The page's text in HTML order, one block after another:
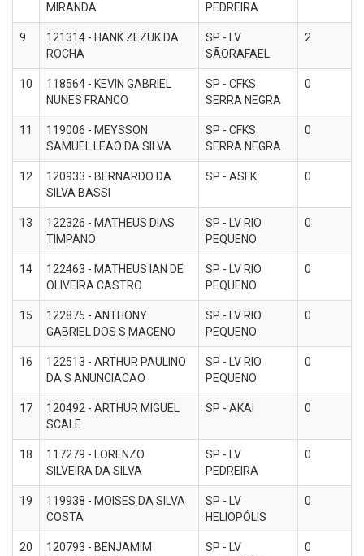
MIRANDA
PEDREIRA
9
121314 - HANK ZEZUK DA
ROCHA
SP - LV
SÃORAFAEL
2
10
118564 - KEVIN GABRIEL
NUNES FRANCO
SP - CFKS
SERRA NEGRA
0
11
119006 - MEYSSON
SAMUEL LEAO DA SILVA
SP - CFKS
SERRA NEGRA
0
12
120933 - BERNARDO DA
SILVA BASSI
SP - ASFK 0
13
122326 - MATHEUS DIAS
TIMPANO
SP - LV RIO
PEQUENO
0
14
122463 - MATHEUS IAN DE
OLIVEIRA CASTRO
SP - LV RIO
PEQUENO
0
15
122875 - ANTHONY
GABRIEL DOS S MACENO
SP - LV RIO
PEQUENO
0
16
122513 - ARTHUR PAULINO
DA S ANUNCIACAO
SP - LV RIO
PEQUENO
0
17
120492 - ARTHUR MIGUEL
SCALE
SP - AKAI 0
18
117279 - LORENZO
SILVEIRA DA SILVA
SP - LV
PEDREIRA
0
19
119938 - MOISES DA SILVA
COSTA
SP - LV
HELIOPÓLIS
0
20
120793 - BENJAMIM
SP - LV
0